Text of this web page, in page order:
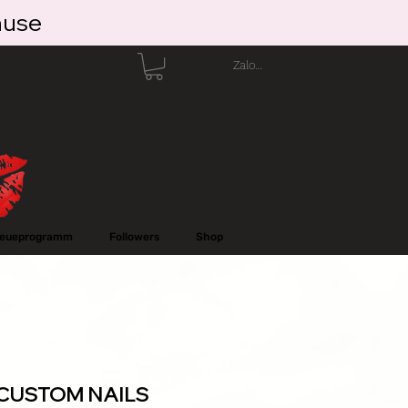
Zaloguj się
Followers Shop
NAILS